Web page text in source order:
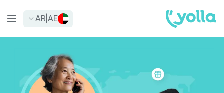
AE
AR